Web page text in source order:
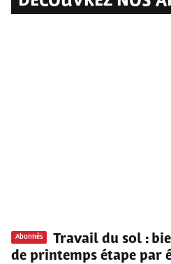
Abonnés
Travail du sol :
de printemps étape par